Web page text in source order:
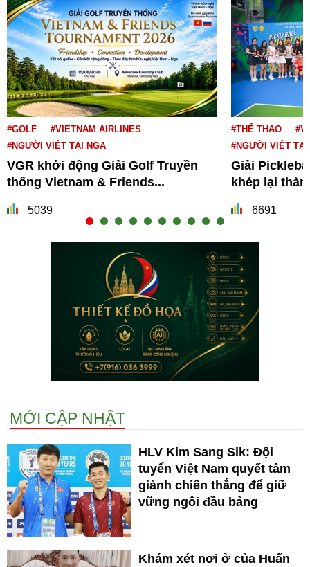
#GOLF
#VIETNAM AIRLINES
#NGƯỜI VIỆT TẠI NGA
VGR khởi động Giải Golf Truyền
thống Vietnam & Friends...
5039
#THỂ THAO
#NGƯỜI VIỆT TẠI
Giải
khép lại
6691
MỚI CẬP NHẬT
HLV Kim Sang Sik: Đội
tuyển Việt Nam quyết tâm
giành chiến thắng để giữ
vững ngôi đầu bảng
Khám xét nơi ở của Huấn